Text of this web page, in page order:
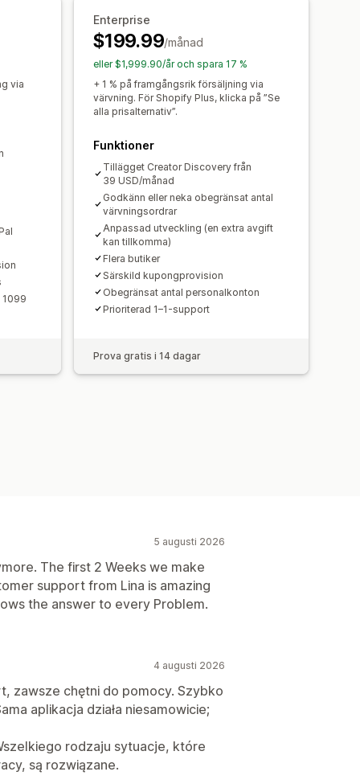
registrering
Varumärkesportal
domän
Anpassade formulär
betalningar
Schemalagda utbetalningar
via
1099
Enterprise
$199.99/månad
eller $1,999.90/år och spara 17 %
+ 1 % på framgångsrik försäljning via
värvning. För Shopify Plus, klicka på ”Se
alla prisalternativ”.
Funktioner
Tillägget Creator Discovery från
39 USD/månad
Godkänn eller neka obegränsat antal
värvningsordrar
Anpassad utveckling (en extra avgift
kan tillkomma)
Flera butiker
Särskild kupongprovision
Obegränsat antal personalkonton
Prioriterad 1–1-support
Prova gratis i 14 dagar
5 augusti 2026
The first 2 Weeks we make
support from Lina is amazing
the answer to every Problem.
4 augusti 2026
zawsze chętni do pomocy. Szybko
aplikacja działa niesamowicie;
rodzaju sytuacje, które
są rozwiązane.